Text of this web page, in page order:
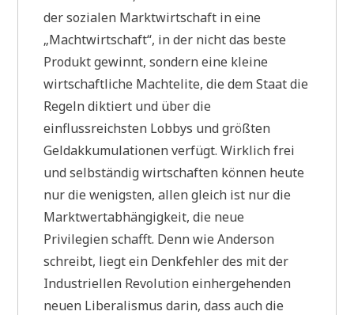
der sozialen Marktwirtschaft in eine
„Machtwirtschaft“, in der nicht das beste
Produkt gewinnt, sondern eine kleine
wirtschaftliche Machtelite, die dem Staat die
Regeln diktiert und über die
einflussreichsten Lobbys und größten
Geldakkumulationen verfügt. Wirklich frei
und selbständig wirtschaften können heute
nur die wenigsten, allen gleich ist nur die
Marktwertabhängigkeit, die neue
Privilegien schafft. Denn wie Anderson
schreibt, liegt ein Denkfehler des mit der
Industriellen Revolution einhergehenden
neuen Liberalismus darin, dass auch die